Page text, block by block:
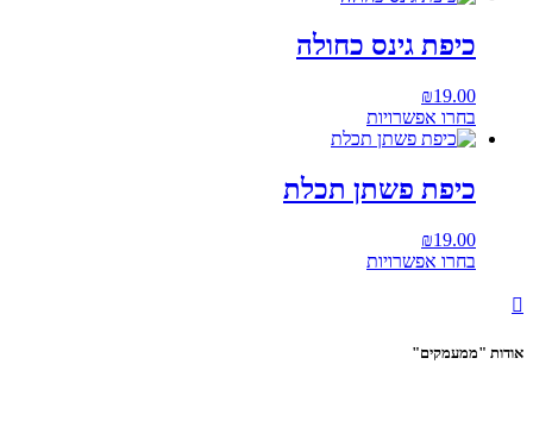
כיפת גינס כחולה
₪19.00
בחרו אפשרויות
כיפת פשתן תכלת
₪19.00
בחרו אפשרויות
אודות "ממעמקים"